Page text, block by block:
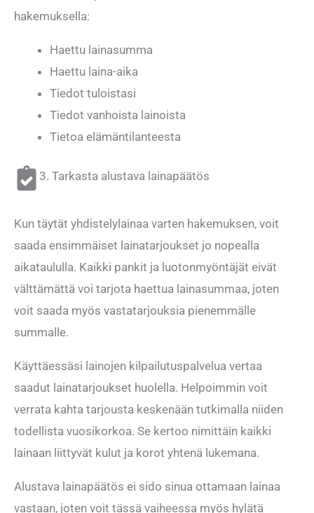
hakemuksella:
Haettu lainasumma
Haettu laina-aika
Tiedot tuloistasi
Tiedot vanhoista lainoista
Tietoa elämäntilanteesta
3. Tarkasta alustava lainapäätös
Kun täytät yhdistelylainaa varten hakemuksen, voit
saada ensimmäiset lainatarjoukset jo nopealla
aikataululla. Kaikki pankit ja luotonmyöntäjät eivät
välttämättä voi tarjota haettua lainasummaa, joten
voit saada myös vastatarjouksia pienemmälle
summalle.
Käyttäessäsi lainojen kilpailutuspalvelua vertaa
saadut lainatarjoukset huolella. Helpoimmin voit
verrata kahta tarjousta keskenään tutkimalla niiden
todellista vuosikorkoa. Se kertoo nimittäin kaikki
lainaan liittyvät kulut ja korot yhtenä lukemana.
Alustava lainapäätös ei sido sinua ottamaan lainaa
vastaan, joten voit tässä vaiheessa myös hylätä